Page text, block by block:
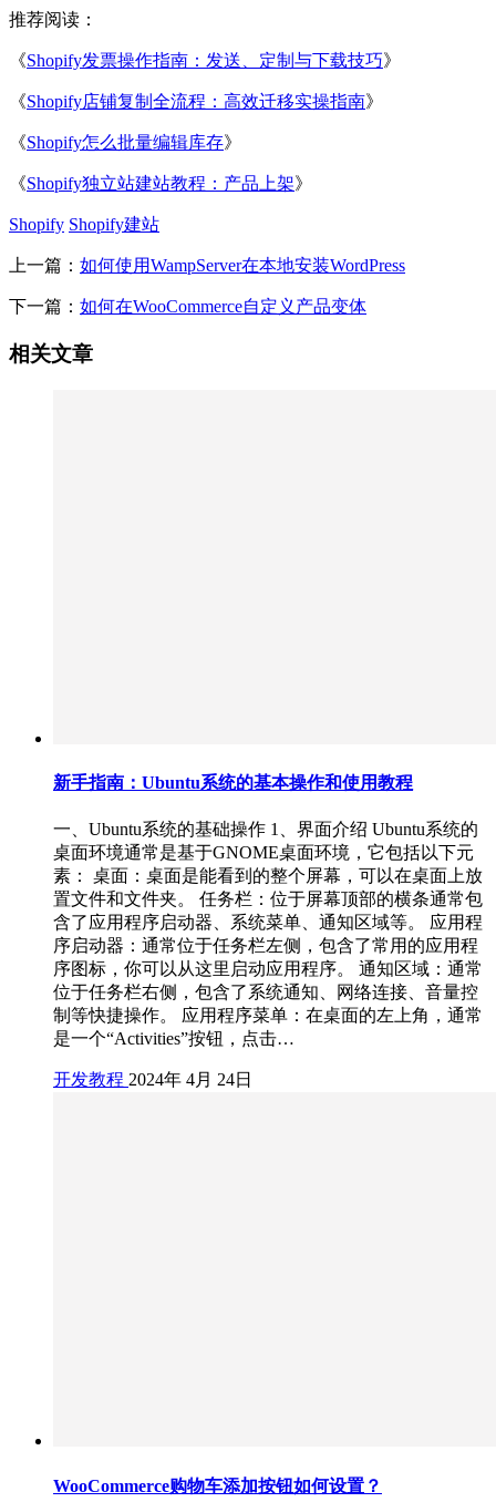
推荐阅读：
《Shopify发票操作指南：发送、定制与下载技巧》
《Shopify店铺复制全流程：高效迁移实操指南》
《Shopify怎么批量编辑库存》
《Shopify独立站建站教程：产品上架》
Shopify Shopify建站
上一篇： 如何使用WampServer在本地安装WordPress
下一篇： 如何在WooCommerce自定义产品变体
相关文章
新手指南：Ubuntu系统的基本操作和使用教程
一、Ubuntu系统的基础操作 1、界面介绍 Ubuntu系统的
桌面环境通常是基于GNOME桌面环境，它包括以下元
素： 桌面：桌面是能看到的整个屏幕，可以在桌面上放
置文件和文件夹。 任务栏：位于屏幕顶部的横条通常包
含了应用程序启动器、系统菜单、通知区域等。 应用程
序启动器：通常位于任务栏左侧，包含了常用的应用程
序图标，你可以从这里启动应用程序。 通知区域：通常
位于任务栏右侧，包含了系统通知、网络连接、音量控
制等快捷操作。 应用程序菜单：在桌面的左上角，通常
是一个“Activities”按钮，点击…
开发教程 2024年 4月 24日
WooCommerce购物车添加按钮如何设置？